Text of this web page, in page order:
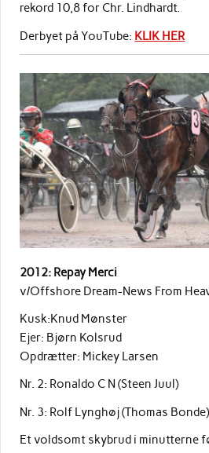
rekord 10,8 for Chr. Lindhardt.
Derbyet på YouTube: KLIK HER
2012: Repay Merci
v/Offshore Dream-News From
Kusk:Knud Mønster
Ejer: Bjørn Kolsrud
Opdrætter: Mickey Larsen
Nr. 2: Ronaldo C N (Steen Juul)
Nr. 3: Rolf Lynghøj (Thomas Bonde)
Et voldsomt skybrud i minutterne